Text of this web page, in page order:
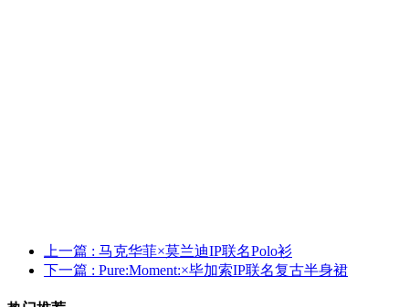
上一篇 : 马克华菲×莫兰迪IP联名Polo衫
下一篇 : Pure:Moment:×毕加索IP联名复古半身裙